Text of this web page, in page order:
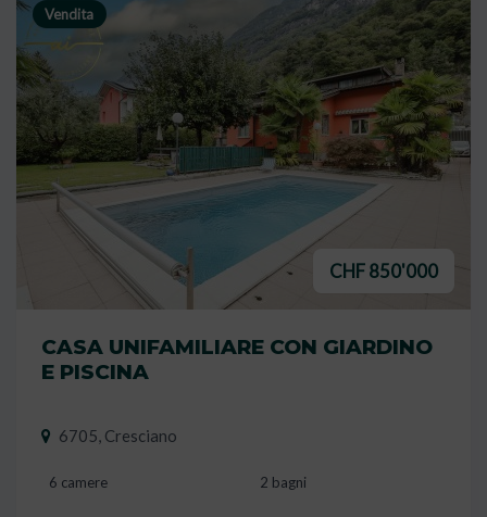
Vendita
CHF 850'000
CASA UNIFAMILIARE CON GIARDINO
E PISCINA
6705, Cresciano
6 camere 2 bagni